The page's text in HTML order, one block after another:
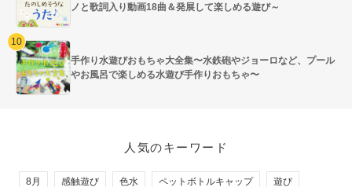
ノと歌詞入り動画18曲＆発展して楽しめる遊び～
手作り水遊びおもちゃ大全集〜水鉄砲やジョーロなど、プール
やお風呂で楽しめる水遊び手作りおもちゃ〜
人気のキーワード
8月 感触遊び 色水 ペットボトルキャップ 遊び